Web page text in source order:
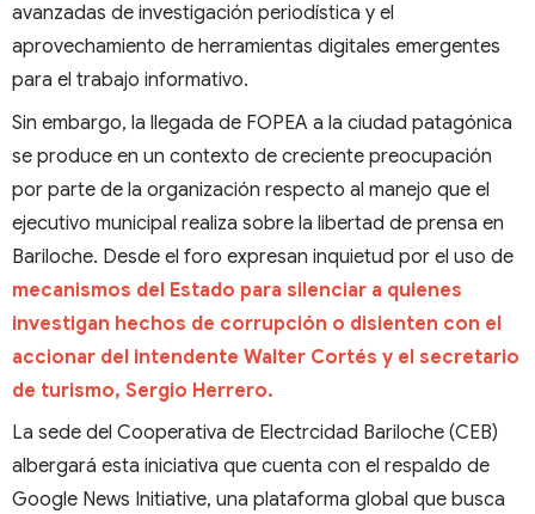
avanzadas de investigación periodística y el
aprovechamiento de herramientas digitales emergentes
para el trabajo informativo.
Sin embargo, la llegada de FOPEA a la ciudad patagónica
se produce en un contexto de creciente preocupación
por parte de la organización respecto al manejo que el
ejecutivo municipal realiza sobre la libertad de prensa en
Bariloche. Desde el foro expresan inquietud por el uso de
mecanismos del Estado para silenciar a quienes
investigan hechos de corrupción o disienten con el
accionar del intendente Walter Cortés y el secretario
de turismo, Sergio Herrero.
La sede del Cooperativa de Electrcidad Bariloche (CEB)
albergará esta iniciativa que cuenta con el respaldo de
Google News Initiative, una plataforma global que busca